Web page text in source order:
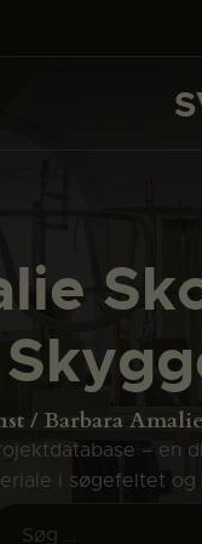
Barbara
– en
i søgefeltet
SVFK